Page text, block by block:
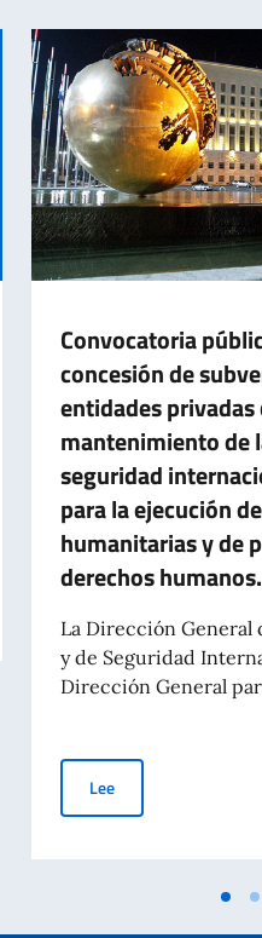
de Identidad Electrónica (CIE)
Convocatoria
concesión de
entidades
mantenimiento de
seguridad
para la ejecución
humanitarias y de
derechos humanos.
La Dirección General
y de Seguridad
Dirección General
LeeConvocatoria